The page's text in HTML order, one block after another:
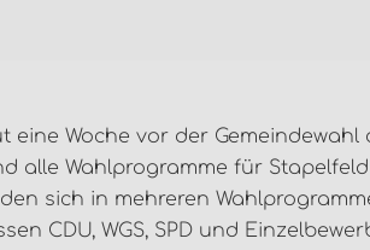
eine Woche vor der Gemeindewahl
alle Wahlprogramme für
sich in mehreren
CDU, WGS, SPD und